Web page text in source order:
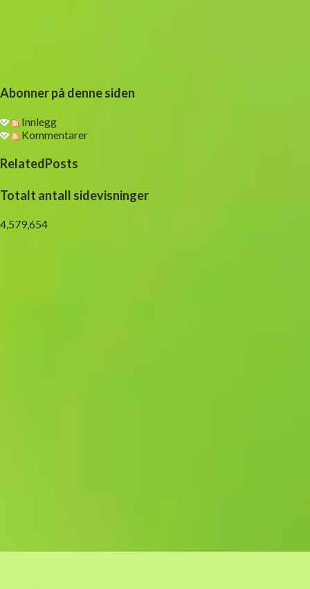
Abonner på denne siden
Innlegg
Kommentarer
RelatedPosts
Totalt antall sidevisninger
4,579,654